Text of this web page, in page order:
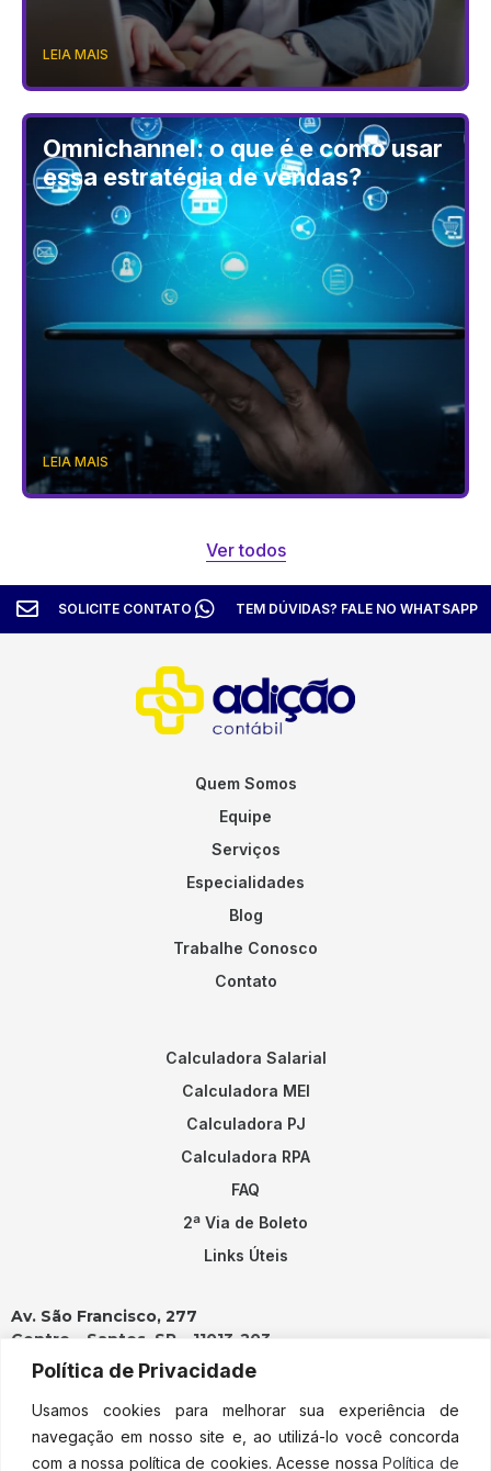
Política de Privacidade
Usamos cookies para melhorar sua experiência de
navegação em nosso site e, ao utilizá-lo você concorda
com a nossa política de cookies. Acesse nossaPolítica de
LEIA MAIS
Omnichannel: o que é e como usar
essa estratégia de vendas?
LEIA MAIS
Ver todos
SOLICITE CONTATO TEM DÚVIDAS? FALE NO WHATSAPP
Quem Somos
Equipe
Serviços
Especialidades
Blog
Trabalhe Conosco
Contato
Calculadora Salarial
Calculadora MEI
Calculadora PJ
Calculadora RPA
FAQ
2ª Via de Boleto
Links Úteis
Av. São Francisco, 277
Centro – Santos, SP – 11013-203
Contatos:
(13) 3202-2100
adicao@adicao.com.br